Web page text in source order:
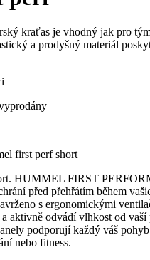
kraťas je vhodný jak pro
a prodyšný materiál
first perf short
HUMMEL FIRST
před přehřátím během
s ergonomickými
aktivně odvádí vlhkost od vaší
podporují každý váš
nebo fitness.